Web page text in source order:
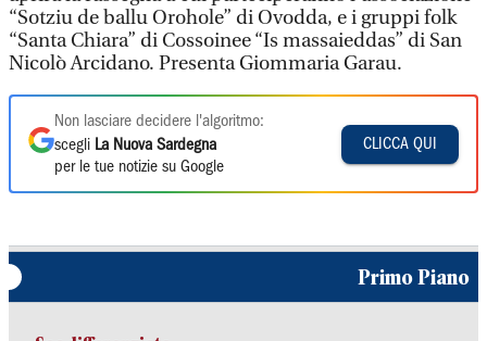
“Sotziu de ballu Orohole” di Ovodda, e i gruppi folk
“Santa Chiara” di Cossoinee “Is massaieddas” di San
Nicolò Arcidano. Presenta Giommaria Garau.
Non lasciare decidere l'algoritmo:
scegli La Nuova Sardegna
per le tue notizie su Google
CLICCA QUI
Primo Piano